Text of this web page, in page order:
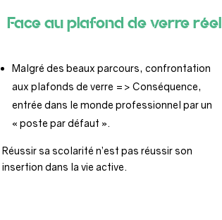
Face au plafond de verre réel
Malgré des beaux parcours, confrontation
aux plafonds de verre => Conséquence,
entrée dans le monde professionnel par un
« poste par défaut ».
Réussir sa scolarité n’est pas réussir son
insertion dans la vie active.